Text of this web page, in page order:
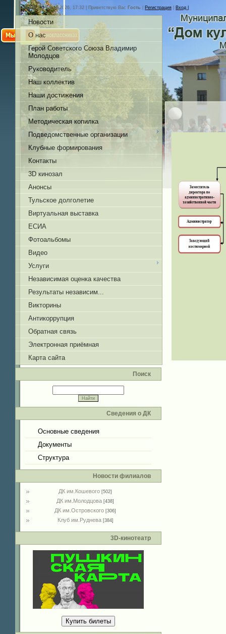
Суббота, 08.08.2026, 17:32 | Приветствую Вас Гость Регистрация Вход |
Новости
О нас
Герой Советского Союза Владимир
Молодцов
Руководитель
Наш коллектив
Наши достижения
План работы
Методическая копилка
Подведомственные организации
Клубные формирования
Контакты
3D кинозал
Анонсы
Тульское долголетие
Виртуальная выставка
ЕСИА
Фотоальбомы
Видео
Услуги
Независимая оценка качества
Результаты независим...
Викторины
Антикоррупция
Обратная связь
Электронная приёмная
Карта сайта
Поиск
Сведения о ДК
Основные сведения
Документы
Структура
Новости филиалов
ДК им.Кошевого [502]
ДК им.Молодцова [438]
ДК им.Островского [306]
Клуб им.Руднева [384]
3D-кинотеатр
Купить билеты